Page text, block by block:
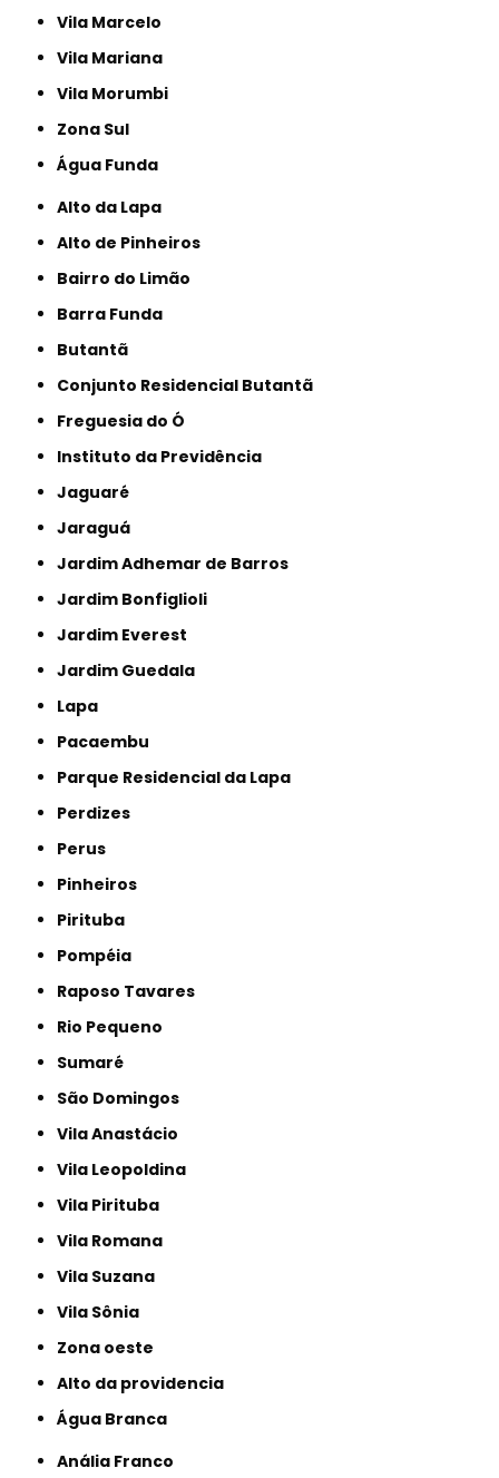
Vila Marcelo
Vila Mariana
Vila Morumbi
Zona Sul
Água Funda
Alto da Lapa
Alto de Pinheiros
Bairro do Limão
Barra Funda
Butantã
Conjunto Residencial Butantã
Freguesia do Ó
Instituto da Previdência
Jaguaré
Jaraguá
Jardim Adhemar de Barros
Jardim Bonfiglioli
Jardim Everest
Jardim Guedala
Lapa
Pacaembu
Parque Residencial da Lapa
Perdizes
Perus
Pinheiros
Pirituba
Pompéia
Raposo Tavares
Rio Pequeno
Sumaré
São Domingos
Vila Anastácio
Vila Leopoldina
Vila Pirituba
Vila Romana
Vila Suzana
Vila Sônia
Zona oeste
alto da providencia
Água Branca
Anália Franco